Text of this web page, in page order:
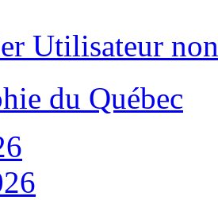
Utilisateur
du Québec